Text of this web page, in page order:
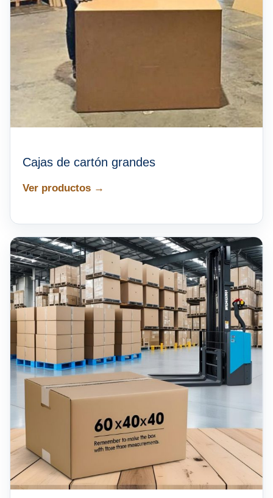
Cajas de cartón grandes
Ver productos →